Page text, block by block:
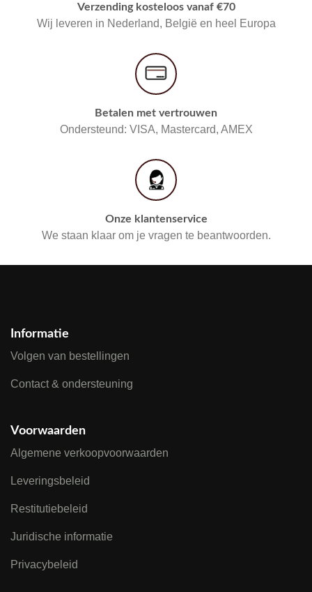
Verzending kosteloos vanaf €70
Wij leveren in Nederland, België en heel Europa
Betalen met vertrouwen
Ondersteund: VISA, Mastercard, AMEX
Onze klantenservice
We staan klaar om je vragen te beantwoorden.
Informatie
Volgen van bestellingen
Contact & ondersteuning
Voorwaarden
Algemene verkoopvoorwaarden
Leveringsbeleid
Restitutiebeleid
Juridische informatie
Privacybeleid